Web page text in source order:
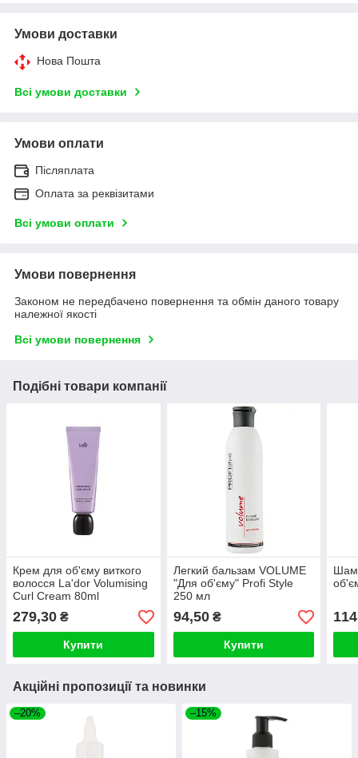
Умови доставки
Нова Пошта
Всі умови доставки
Умови оплати
Післяплата
Оплата за реквізитами
Всі умови оплати
Умови повернення
Законом не передбачено повернення та обмін даного товару
належної якості
Всі умови повернення
Подібні товари компанії
Крем для об'єму виткого
волосся La'dor Volumising
Curl Cream 80ml
279,30 ₴
Купити
Легкий бальзам VOLUME
"Для об'єму" Profi Style
250 мл
94,50₴
Купити
Акційні пропозиції та новинки
–20% –15%